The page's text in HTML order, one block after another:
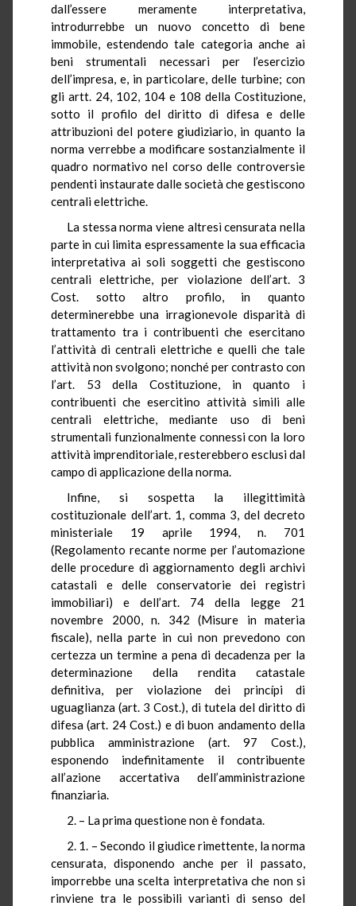
dall’essere meramente interpretativa,
introdurrebbe un nuovo concetto di bene
immobile, estendendo tale categoria anche ai
beni strumentali necessari per l’esercizio
dell’impresa, e, in particolare, delle turbine; con
gli artt. 24, 102, 104 e 108 della Costituzione,
sotto il profilo del diritto di difesa e delle
attribuzioni del potere giudiziario, in quanto la
norma verrebbe a modificare sostanzialmente il
quadro normativo nel corso delle controversie
pendenti instaurate dalle società che gestiscono
centrali elettriche.
La stessa norma viene altresì censurata nella
parte in cui limita espressamente la sua efficacia
interpretativa ai soli soggetti che gestiscono
centrali elettriche, per violazione dell’art. 3
Cost. sotto altro profilo, in quanto
determinerebbe una irragionevole disparità di
trattamento tra i contribuenti che esercitano
l’attività di centrali elettriche e quelli che tale
attività non svolgono; nonché per contrasto con
l’art. 53 della Costituzione, in quanto i
contribuenti che esercitino attività simili alle
centrali elettriche, mediante uso di beni
strumentali funzionalmente connessi con la loro
attività imprenditoriale, resterebbero esclusi dal
campo di applicazione della norma.
Infine, si sospetta la illegittimità
costituzionale dell’art. 1, comma 3, del decreto
ministeriale 19 aprile 1994, n. 701
(Regolamento recante norme per l’automazione
delle procedure di aggiornamento degli archivi
catastali e delle conservatorie dei registri
immobiliari) e dell’art. 74 della legge 21
novembre 2000, n. 342 (Misure in materia
fiscale), nella parte in cui non prevedono con
certezza un termine a pena di decadenza per la
determinazione della rendita catastale
definitiva, per violazione dei princípi di
uguaglianza (art. 3 Cost.), di tutela del diritto di
difesa (art. 24 Cost.) e di buon andamento della
pubblica amministrazione (art. 97 Cost.),
esponendo indefinitamente il contribuente
all’azione accertativa dell’amministrazione
finanziaria.
2. – La prima questione non è fondata.
2. 1. – Secondo il giudice rimettente, la norma
censurata, disponendo anche per il passato,
imporrebbe una scelta interpretativa che non si
rinviene tra le possibili varianti di senso del